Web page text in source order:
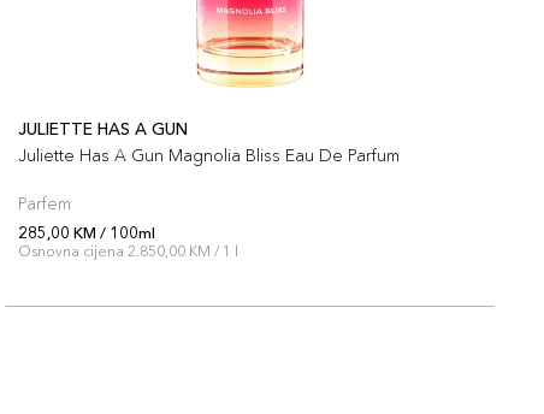
JULIETTE HAS A GUN
Juliette Has A Gun Magnolia Bliss Eau De Parfum
Parfem
285,00 KM / 100ml
Osnovna cijena 2.850,00 KM / 1 l